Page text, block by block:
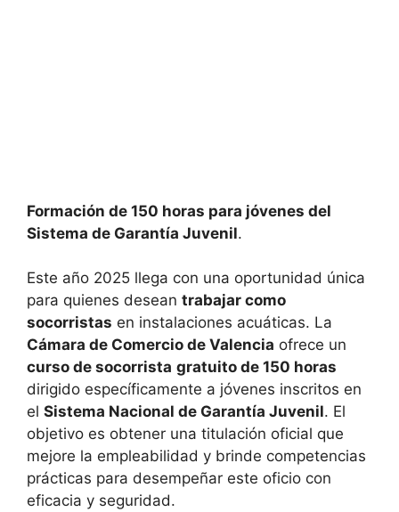
Formación de 150 horas para jóvenes del
Sistema de Garantía Juvenil.
Este año 2025 llega con una oportunidad única
para quienes desean trabajar como
socorristas en instalaciones acuáticas. La
Cámara de Comercio de Valencia ofrece un
curso de socorrista gratuito de 150 horas
dirigido específicamente a jóvenes inscritos en
el Sistema Nacional de Garantía Juvenil. El
objetivo es obtener una titulación oficial que
mejore la empleabilidad y brinde competencias
prácticas para desempeñar este oficio con
eficacia y seguridad.